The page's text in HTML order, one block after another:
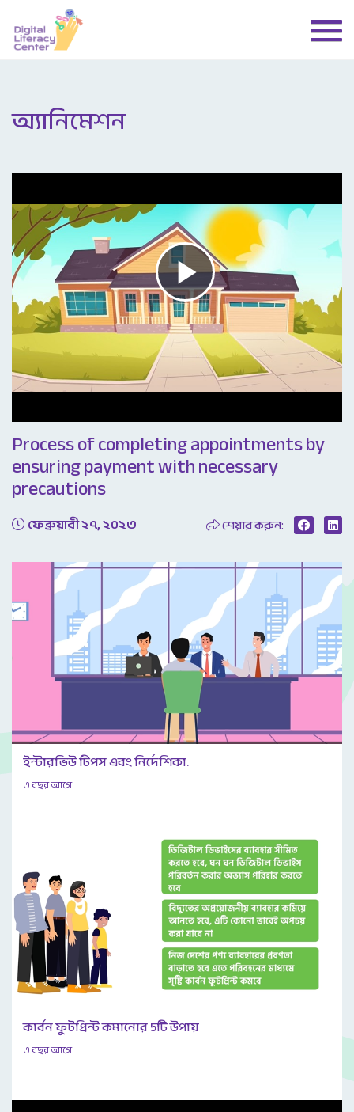
অ্যানিমেশন
Play
Video
Process of completing appointments by
ensuring payment with necessary
precautions
ফেব্রুয়ারী ২৭, ২০২৩ শেয়ার করুন:
ইন্টারভিউ টিপস এবং নির্দেশিকা.
৩ বছর আগে
কার্বন ফুটপ্রিন্ট কমানোর 5টি উপায়
৩ বছর আগে